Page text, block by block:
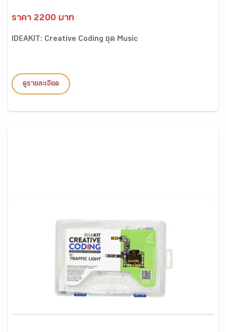
ราคา 2200 บาท
IDEAKIT: Creative Coding ชุด Music
ดูรายละเอียด